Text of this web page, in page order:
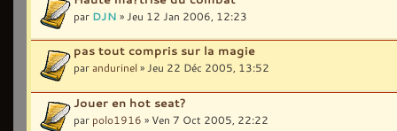
par DJN » Jeu 12 Jan 2006, 12:23
pas tout compris sur la magie
parandurinel» Jeu 22 Déc 2005, 13:52
Jouer en hot seat?
par polo1916 » Ven 7 Oct 2005, 22:22